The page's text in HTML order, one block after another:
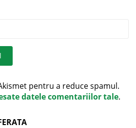
pentru a reduce spamul.
datele comentariilor tale.